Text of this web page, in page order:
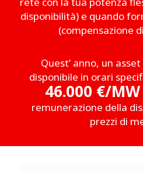
disponibilità) e quando
(compensazione
Quest’ anno, un
disponibile in orari
46.000 €/
remunerazione della
prezzi di